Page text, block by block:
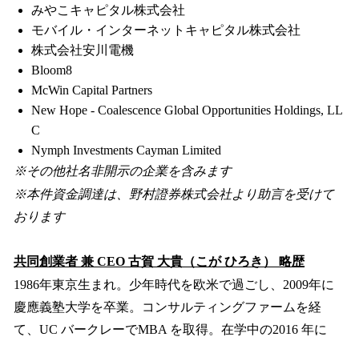
みやこキャピタル株式会社
モバイル・インターネットキャピタル株式会社
株式会社安川電機
Bloom8
McWin Capital Partners
New Hope - Coalescence Global Opportunities Holdings, LL
C
Nymph Investments Cayman Limited
※その他社名非開示の企業を含みます
※本件資金調達は、野村證券株式会社より助言を受けて
おります
共同創業者 兼 CEO 古賀 大貴（こが ひろき） 略歴
1986年東京生まれ。少年時代を欧米で過ごし、2009年に
慶應義塾大学を卒業。コンサルティングファームを経
て、UC バークレーでMBA を取得。在学中の2016 年に